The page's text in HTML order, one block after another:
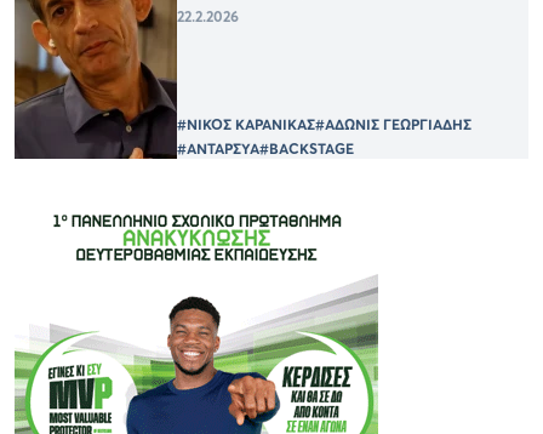
22.2.2026
#ΝΙΚΟΣ ΚΑΡΑΝΙΚΑΣ#ΑΔΩΝΙΣ ΓΕΩΡΓΙΑΔΗΣ
#ΑΝΤΑΡΣΥΑ#BACKSTAGE